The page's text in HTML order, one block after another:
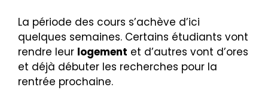
La période des cours s’achève d’ici
quelques semaines. Certains étudiants vont
rendre leur logement et d’autres vont d’ores
et déjà débuter les recherches pour la
rentrée prochaine.